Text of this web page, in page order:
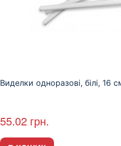
Виделки одноразові, білі, 16
55.02 грн.